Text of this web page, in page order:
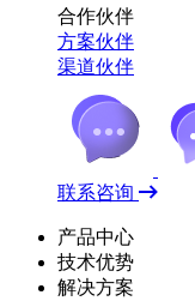
合作伙伴
方案伙伴
渠道伙伴
联系咨询
产品中心
技术优势
解决方案